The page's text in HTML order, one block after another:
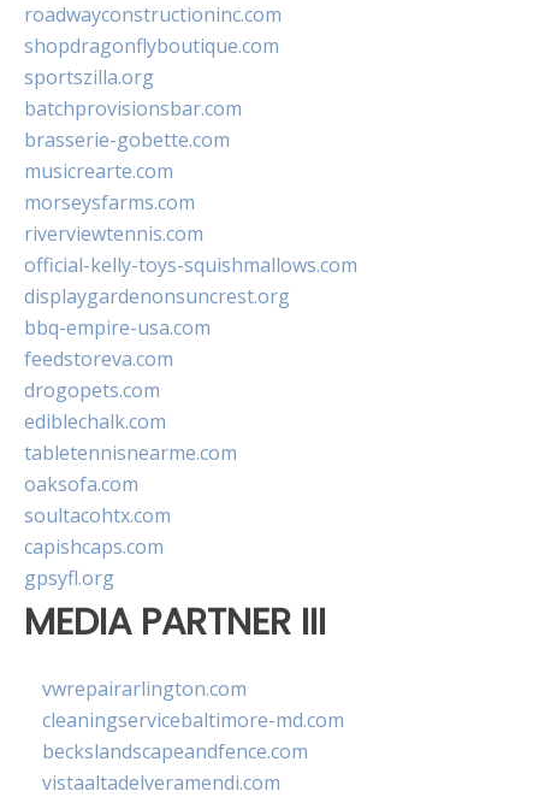
roadwayconstructioninc.com
shopdragonflyboutique.com
sportszilla.org
batchprovisionsbar.com
brasserie-gobette.com
musicrearte.com
morseysfarms.com
riverviewtennis.com
official-kelly-toys-squishmallows.com
displaygardenonsuncrest.org
bbq-empire-usa.com
feedstoreva.com
drogopets.com
ediblechalk.com
tabletennisnearme.com
oaksofa.com
soultacohtx.com
capishcaps.com
gpsyfl.org
MEDIA PARTNER III
vwrepairarlington.com
cleaningservicebaltimore-md.com
beckslandscapeandfence.com
vistaaltadelveramendi.com